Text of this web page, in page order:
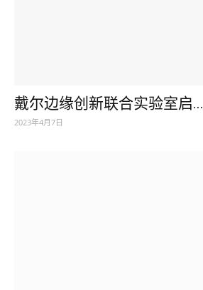
戴尔边缘创新联合实验室启...
2023年4月7日